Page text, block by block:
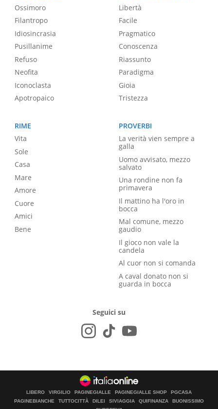
Ossimoro
Filantropo
Idiosincrasia
Pusillanime
Refuso
Neofita
Iconoclasta
Apotropaico
Libertà
Facile
Pragmatico
Conoscenza
Riassunto
Paradigma
Gioia
Tristezza
RIME
Vita
Sole
Casa
Mare
Amore
Cuore
Amici
Bene
PROVERBI
La verità vien sempre a
galla
Uomo avvisato, mezzo
salvato
Una rondine non fa
primavera
Il mattino ha l'oro in
bocca
Mal comune, mezzo
gaudio
Il gioco non vale la
candela
Al cuor non si comanda
A caval donato non si
guarda in bocca
Seguici su
LIBERO VIRGILIO PAGINEGIALLE PAGINEGIALLE SHOP
PGCASA
PAGINEBIANCHE
TUTTOCITTÀ DILEI SIVIAGGIA QUIFINANZA
BUONISSIMO